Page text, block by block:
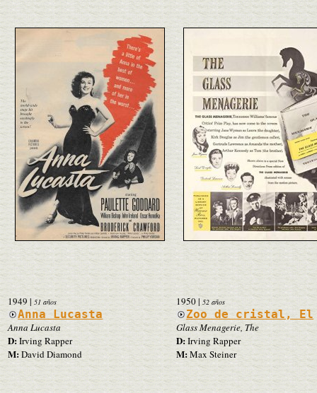
1949 | 51 años
Anna Lucasta
Anna Lucasta
D:Irving Rapper
M: David Diamond
1950|52 años
Zoo de cristal, El
Glass Menagerie, The
D:Irving Rapper
M:Max Steiner